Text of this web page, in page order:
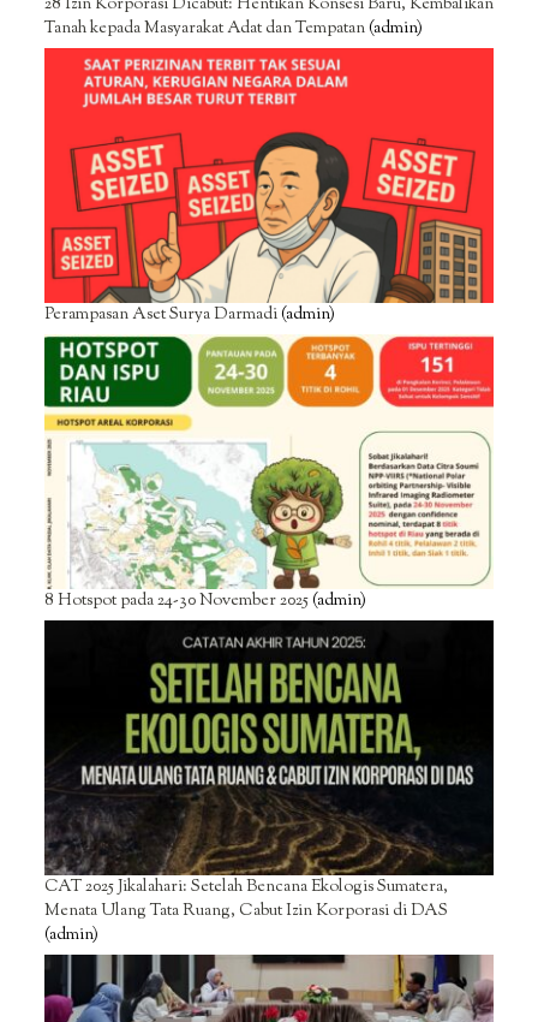
28 Izin Korporasi Dicabut: Hentikan Konsesi Baru, Kembalikan
Tanah kepada Masyarakat Adat dan Tempatan(admin)
Perampasan Aset Surya Darmadi(admin)
8 Hotspot pada 24-30 November 2025(admin)
CAT 2025 Jikalahari: Setelah Bencana Ekologis Sumatera,
Menata Ulang Tata Ruang, Cabut Izin Korporasi di DAS
(admin)